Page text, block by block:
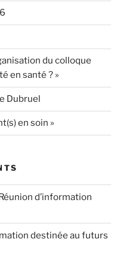
du colloque
en santé ? »
Dubruel
en soin »
d’information
destinée au futurs